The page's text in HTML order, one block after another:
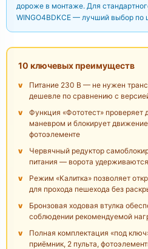
дороже в монтаже. Для
WINGO4BDKCE — лучший выбор по
10 ключевых преимуществ
Питание 230 В — не нужен
дешевле по сравнению с
Функция «Фототест» проверяет
маневром и блокирует
фотоэлементе
Червячный редуктор
питания — ворота
Режим «Калитка» позволяет
для прохода пешехода без
Бронзовая ходовая втулка
соблюдении рекомендуемой
Полная комплектация «под
приёмник, 2 пульта,